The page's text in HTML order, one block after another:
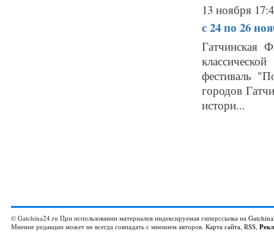
13 ноября
с 24 по 26
Гатчинская
фестиваль
городов
истори...
© Gatchina24.ru При использовании материалов индексируемая гиперссылка на
Мнение редакции может не всегда совпадать с мнением авторов. Карта сайта, RSS,